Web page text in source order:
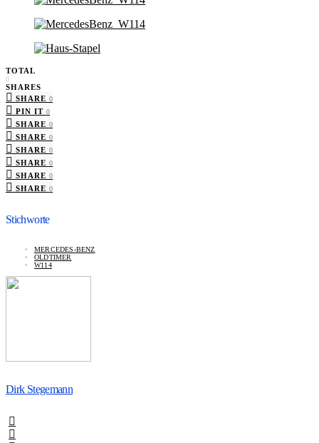
TOTAL
0
SHARES
SHARE 0
PIN IT 0
SHARE 0
SHARE 0
SHARE 0
SHARE 0
SHARE 0
SHARE 0
Stichworte
MERCEDES-BENZ
OLDTIMER
W114
Dirk Stegemann